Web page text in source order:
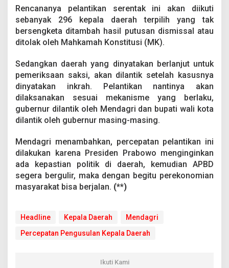
Rencananya pelantikan serentak ini akan diikuti
sebanyak 296 kepala daerah terpilih yang tak
bersengketa ditambah hasil putusan dismissal atau
ditolak oleh Mahkamah Konstitusi (MK).
Sedangkan daerah yang dinyatakan berlanjut untuk
pemeriksaan saksi, akan dilantik setelah kasusnya
dinyatakan inkrah. Pelantikan nantinya akan
dilaksanakan sesuai mekanisme yang berlaku,
gubernur dilantik oleh Mendagri dan bupati wali kota
dilantik oleh gubernur masing-masing.
Mendagri menambahkan, percepatan pelantikan ini
dilakukan karena Presiden Prabowo menginginkan
ada kepastian politik di daerah, kemudian APBD
segera bergulir, maka dengan begitu perekonomian
masyarakat bisa berjalan. (**)
Headline Kepala Daerah
Mendagri
Percepatan Pengusulan Kepala Daerah
Ikuti Kami